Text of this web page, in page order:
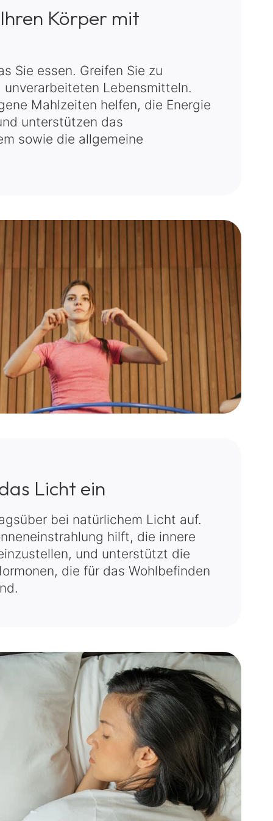
Körper mit
Sie essen. Greifen Sie zu
Lebensmitteln.
Mahlzeiten helfen, die Energie
unterstützen das
sowie die allgemeine
Licht ein
bei natürlichem Licht auf.
hilft, die innere
und unterstützt die
die für das Wohlbefinden